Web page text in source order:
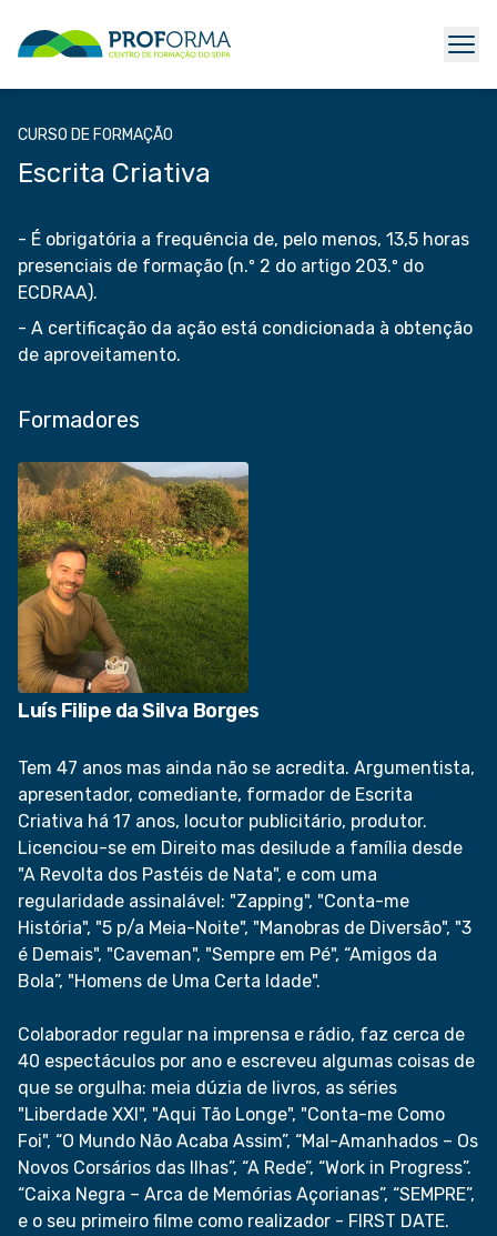
CURSO DE FORMAÇÃO
Escrita Criativa
- É obrigatória a frequência de, pelo menos, 13,5 horas
presenciais de formação (n.º 2 do artigo 203.º do
ECDRAA).
- A certificação da ação está condicionada à obtenção
de aproveitamento.
Formadores
Luís Filipe da Silva Borges
Tem 47 anos mas ainda não se acredita. Argumentista,
apresentador, comediante, formador de Escrita
Criativa há 17 anos, locutor publicitário, produtor.
Licenciou-se em Direito mas desilude a família desde
"A Revolta dos Pastéis de Nata", e com uma
regularidade assinalável: "Zapping", "Conta-me
História", "5 p/a Meia-Noite", "Manobras de Diversão", "3
é Demais", "Caveman", "Sempre em Pé", “Amigos da
Bola”, "Homens de Uma Certa Idade".
Colaborador regular na imprensa e rádio, faz cerca de
40 espectáculos por ano e escreveu algumas coisas de
que se orgulha: meia dúzia de livros, as séries
"Liberdade XXI", "Aqui Tão Longe", "Conta-me Como
Foi", “O Mundo Não Acaba Assim”, “Mal-Amanhados – Os
Novos Corsários das Ilhas”, “A Rede”, “Work in Progress”.
“Caixa Negra – Arca de Memórias Açorianas”, “SEMPRE”,
e o seu primeiro filme como realizador - FIRST DATE.